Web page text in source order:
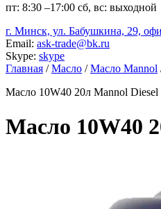
пт: 8:30 –17:00 сб, вс: выходной
г. Минск, ул. Бабушкина, 29,
Email: ask-trade@bk.ru
Skype: skype
Главная / Масло / Масло Mannol
Масло 10W40 20л Mannol Diesel
Масло 10W40